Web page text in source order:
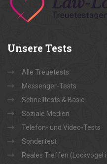
Unsere Tests
Alle Treuetests
Messenger-Tests
Schnelltests & Basic
Soziale Medien
Telefon- und Video-Tests
Sondertest
Reales Treffen (Lockvogel